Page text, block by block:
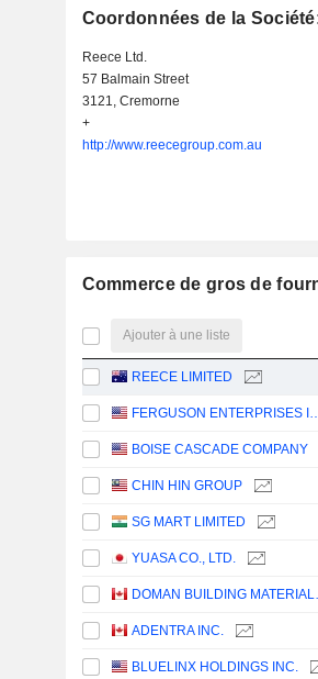
Coordonnées de la
Reece Ltd.
57 Balmain Street
3121, Cremorne
+
http://www.reecegroup.com.au
Commerce de gros de
Ajouter à une liste
REECE LIMITED
FERGUSON
BOISE CASCADE COMPANY
CHIN HIN GROUP
SG MART LIMITED
YUASA CO., LTD.
ADENTRA INC.
BLUELINX HOLDINGS INC.